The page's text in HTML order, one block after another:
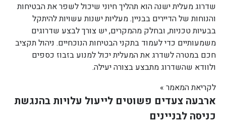
שדרוג מעלית ישנה הוא תהליך חיוני שיכול לשפר את הבטיחות
והנוחות של הדיירים בבניין. מעליות ישנות עשויות להיתקל
בבעיות טכניות, ובחלק מהמקרים, יש צורך לבצע שדרוגים
משמעותיים כדי לעמוד בתקני הבטיחות הנוכחיים. ניהול תקציב
חכם במטרה לשדרג את המעלית יכול למנוע בזבוז כספים
ולוודא שהשדרוג מתבצע בצורה יעילה.
לקריאת המאמר »
ארבעה צעדים פשוטים לייעול עלויות בהנגשת
כניסה לבניינים